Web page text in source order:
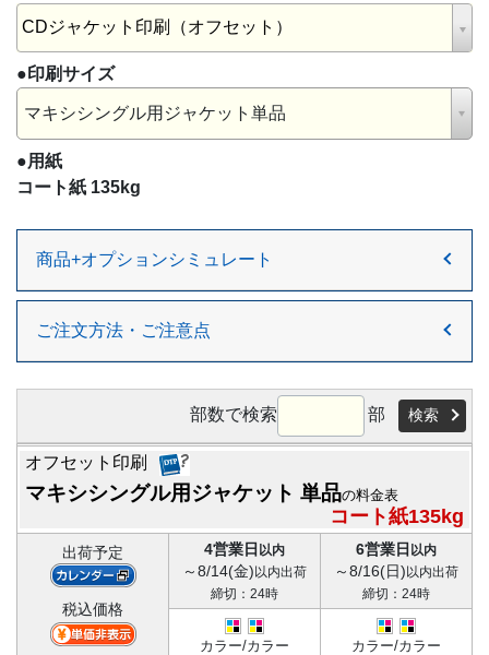
CDジャケット印刷（オフセット）
●印刷サイズ
マキシシングル用ジャケット単品
●用紙
コート紙 135kg
ご注文方法・ご注意点
部数で検索 部 検索
オフセット印刷
マキシシングル用ジャケット 単品の料金表
コート紙135kg
出荷予定
税込価格
4営業日 以内
～8/14(金) 以内出荷
締切：24時
6営業日 以内
～8/16(日) 以内出荷
締切：24時
カラー/カラー カラー/カラー
商品+オプションシミュレート